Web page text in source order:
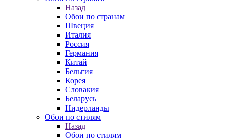
Назад
Обои по странам
Швеция
Италия
Россия
Германия
Китай
Бельгия
Корея
Словакия
Беларусь
Нидерланды
Обои по стилям
Назад
Обои по стилям